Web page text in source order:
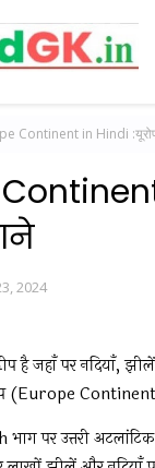
Continent in Hindi :यूरोप
2024
है जहाँ पर नदियाँ,
(Europe
पर उत्तरी अटलांटिक